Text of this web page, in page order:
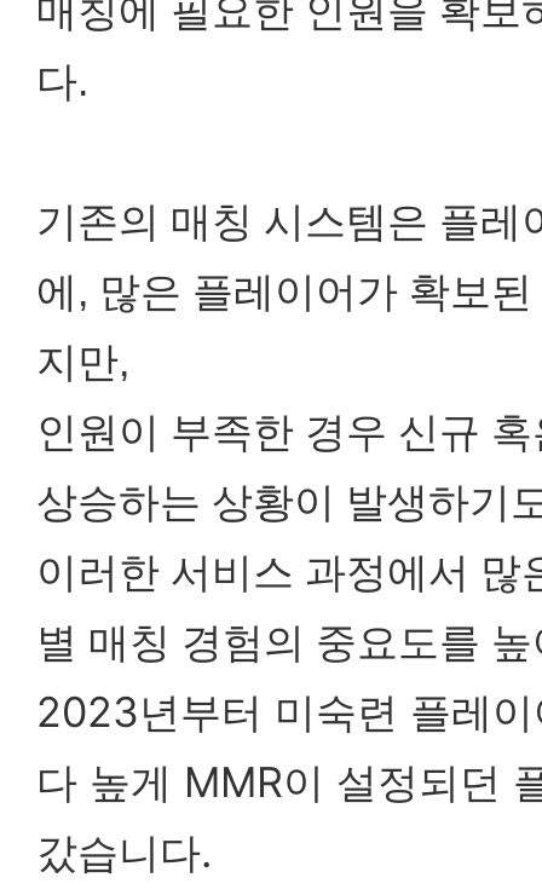
매칭에 필요한 인원을 확
다.
기존의 매칭 시스템은 플
에, 많은 플레이어가 확보
지만,
인원이 부족한 경우 신규
상승하는 상황이 발생하기
이러한 서비스 과정에서
별 매칭 경험의 중요도를
2023년부터 미숙련 플레
다 높게 MMR이 설정되던
갔습니다.